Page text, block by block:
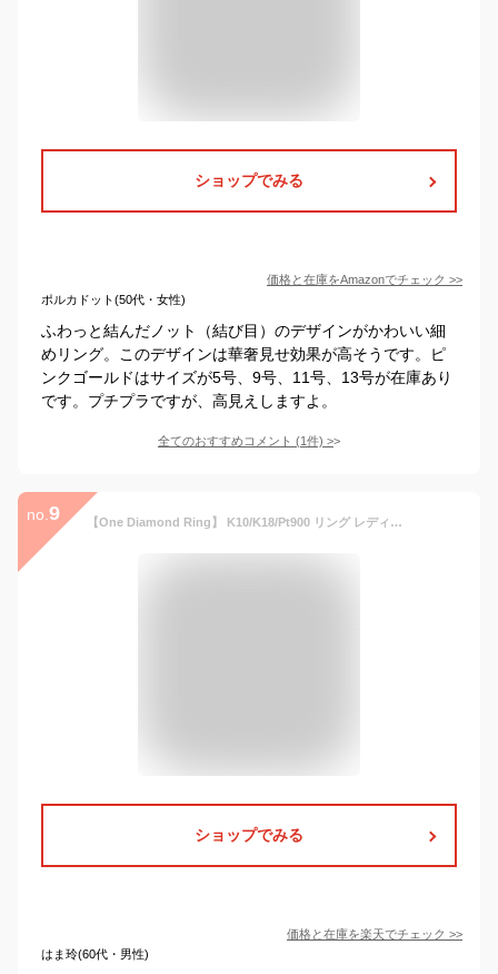
ショップでみる
価格と在庫をAmazonでチェック >>
ポルカドット(50代・女性)
ふわっと結んだノット（結び目）のデザインがかわいい細
めリング。このデザインは華奢見せ効果が高そうです。ピ
ンクゴールドはサイズが5号、9号、11号、13号が在庫あり
です。プチプラですが、高見えしますよ。
全てのおすすめコメント (1件) >
no. 9 【One Diamond Ring】 K10/K18/Pt900 リング レディース 一粒ダイヤ 指輪 k18 18金 18k K10 10金 10k pt900 ゴールド ピンクゴールド ホワイトゴールド プラチナ 女性 大人 ダイヤモンド ダイアモンド 華奢 細身 細め 上品 シンプル 重ねづけ プレゼント ギフト
ショップでみる
価格と在庫を楽天でチェック >>
はま玲(60代・男性)